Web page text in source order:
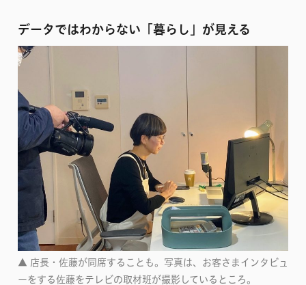
データではわからない「暮らし」が見える
▲ 店長・佐藤が同席することも。写真は、お客さまインタビュ
ーをする佐藤をテレビの取材班が撮影しているところ。